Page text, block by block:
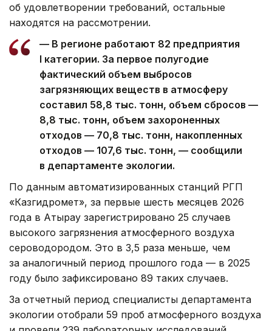
об удовлетворении требований, остальные
находятся на рассмотрении.
— В регионе работают 82 предприятия
I категории. За первое полугодие
фактический объем выбросов
загрязняющих веществ в атмосферу
составил 58,8 тыс. тонн, объем сбросов —
8,8 тыс. тонн, объем захороненных
отходов — 70,8 тыс. тонн, накопленных
отходов — 107,6 тыс. тонн, — сообщили
в департаменте экологии.
По данным автоматизированных станций РГП
«Казгидромет», за первые шесть месяцев 2026
года в Атырау зарегистрировано 25 случаев
высокого загрязнения атмосферного воздуха
сероводородом. Это в 3,5 раза меньше, чем
за аналогичный период прошлого года — в 2025
году было зафиксировано 89 таких случаев.
За отчетный период специалисты департамента
экологии отобрали 59 проб атмосферного воздуха